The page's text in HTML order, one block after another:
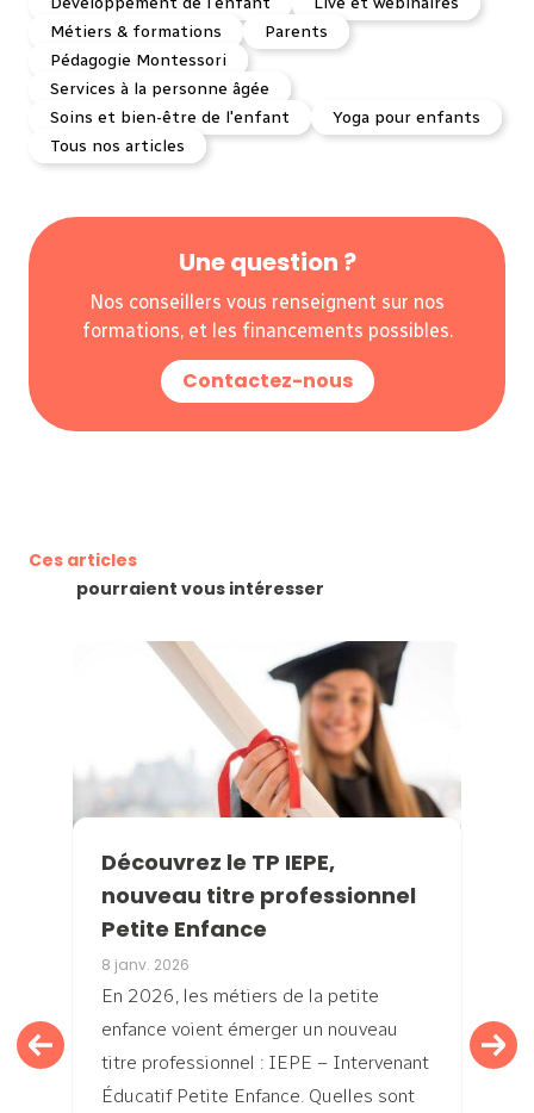
Métiers & formations
Parents
Pédagogie Montessori
Services à la personne âgée
Soins et bien-être de l'enfant
Yoga pour enfants
Tous nos articles
Une question ?
Nos conseillers vous renseignent sur nos
formations, et les financements possibles.
Contactez-nous
Ces articles
pourraient vous intéresser
Découvrez le TP IEPE,
nouveau titre professionnel
Petite Enfance
8 janv. 2026
En 2026, les métiers de la petite
enfance voient émerger un nouveau
titre professionnel : IEPE – Intervenant
Éducatif Petite Enfance. Quelles sont